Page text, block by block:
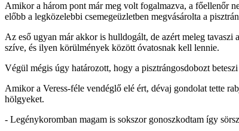
Amikor a három pont már meg volt fogalmazva, a főellenőr
előbb a legközelebbi csemegeüzletben megvásárolta a
Az eső ugyan már akkor is hulldogált, de azért meleg
szíve, és ilyen körülmények között óvatosnak kell lennie.
Végül mégis úgy határozott, hogy a pisztrángosdobozt
Amikor a Veress-féle vendéglő elé ért, dévaj gondolat tette
hölgyeket.
- Legénykoromban magam is sokszor gonoszkodtam így